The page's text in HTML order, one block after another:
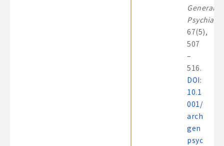
General
Psychiatry
67(5),
507
–
516.
DOI:
10.1
001/
arch
gen
psyc